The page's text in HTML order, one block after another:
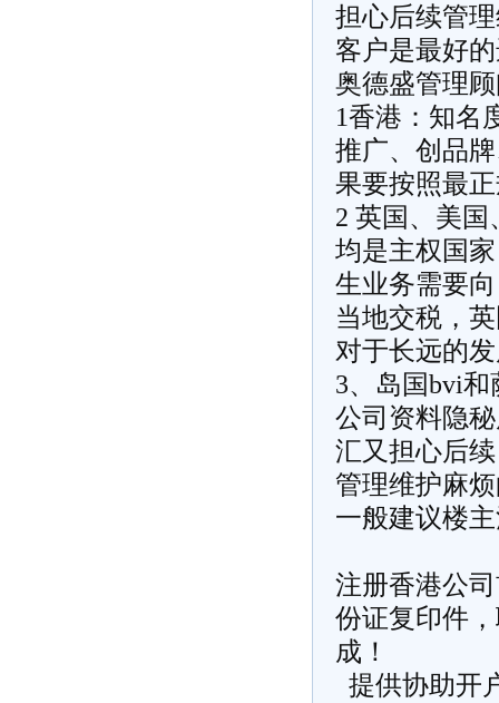
担心后续管
客户是最好
奥德盛管理
1香港：知名
推广、创品
果要按照最
2 英国、美国
均是主权国
生业务需要向
当地交税，
对于长远的
3、岛国bvi和
公司资料隐
汇又担心后续
管理维护麻
一般建议楼
注册香港公司
份证复印件
成！
提供协助开